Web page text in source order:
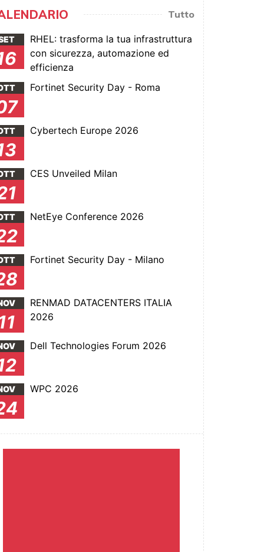
Tutto
RHEL: trasforma la tua infrastruttura
con sicurezza, automazione ed
efficienza
Fortinet Security Day - Roma
Cybertech Europe 2026
CES Unveiled Milan
NetEye Conference 2026
Fortinet Security Day - Milano
RENMAD DATACENTERS ITALIA
2026
Dell Technologies Forum 2026
WPC 2026